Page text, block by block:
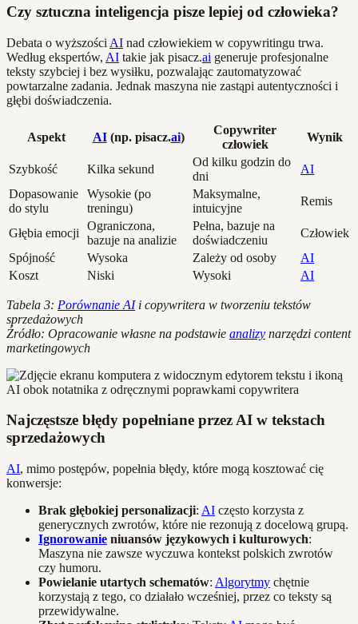
Czy sztuczna inteligencja pisze lepiej od człowieka?
Debata o wyższości AI nad człowiekiem w copywritingu trwa.
Według ekspertów, AI takie jak pisacz.ai generuje profesjonalne
teksty szybciej i bez wysiłku, pozwalając zautomatyzować
powtarzalne zadania. Jednak maszyna nie zastąpi autentyczności i
głębi doświadczenia.
Aspekt AI(np. pisacz.ai)
Copywriter
człowiek
Wynik
Szybkość Kilka sekund
Od kilku godzin do
dni
AI
Dopasowanie
do stylu
Wysokie (po
treningu)
Maksymalne,
intuicyjne
Remis
Głębia emocji
Ograniczona,
bazuje na analizie
Pełna, bazuje na
doświadczeniu
Człowiek
Spójność
Wysoka Zależy od osoby
AI
Koszt
Niski Wysoki AI
Tabela 3: Porównanie AIi copywritera w tworzeniu tekstów
sprzedażowych
Źródło: Opracowanie własne na podstawie analizy narzędzi content
marketingowych
Najczęstsze błędy popełniane przez AI w tekstach
sprzedażowych
AI, mimo postępów, popełnia błędy, które mogą kosztować cię
konwersje:
Brak głębokiej personalizacji: AI często korzysta z
generycznych zwrotów, które nie rezonują z docelową grupą.
Ignorowanie niuansów językowych i kulturowych:
Maszyna nie zawsze wyczuwa kontekst polskich zwrotów
czy humoru.
Powielanie utartych schematów: Algorytmy chętnie
korzystają z tego, co działało wcześniej, przez co teksty są
przewidywalne.